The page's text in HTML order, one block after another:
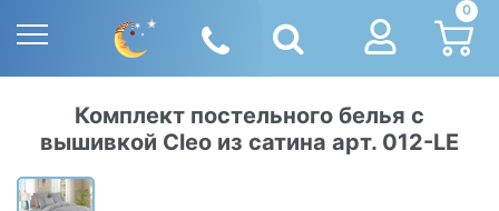
0
Комплект постельного белья с
вышивкой Cleo из сатина арт. 012-LE